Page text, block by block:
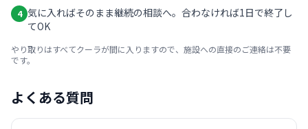
4 気に入ればそのまま継続の相談へ。合わなければ1日で終了し
てOK
やり取りはすべてクーラが間に入りますので、施設への直接のご連絡は不要
です。
よくある質問